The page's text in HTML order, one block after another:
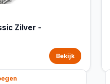
Zilver -
Bekijk